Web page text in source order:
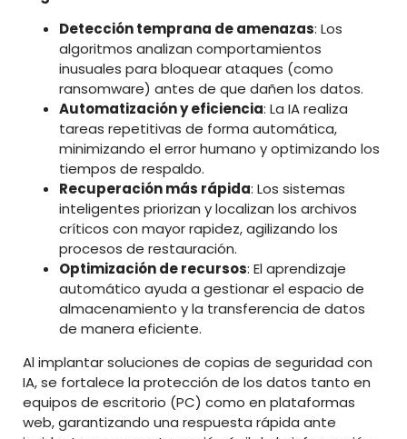
Detección temprana de amenazas: Los
algoritmos analizan comportamientos
inusuales para bloquear ataques (como
ransomware) antes de que dañen los datos.
Automatización y eficiencia: La IA realiza
tareas repetitivas de forma automática,
minimizando el error humano y optimizando los
tiempos de respaldo.
Recuperación más rápida: Los sistemas
inteligentes priorizan y localizan los archivos
críticos con mayor rapidez, agilizando los
procesos de restauración.
Optimización de recursos: El aprendizaje
automático ayuda a gestionar el espacio de
almacenamiento y la transferencia de datos
de manera eficiente.
Al implantar soluciones de copias de seguridad con
IA, se fortalece la protección de los datos tanto en
equipos de escritorio (PC) como en plataformas
web, garantizando una respuesta rápida ante